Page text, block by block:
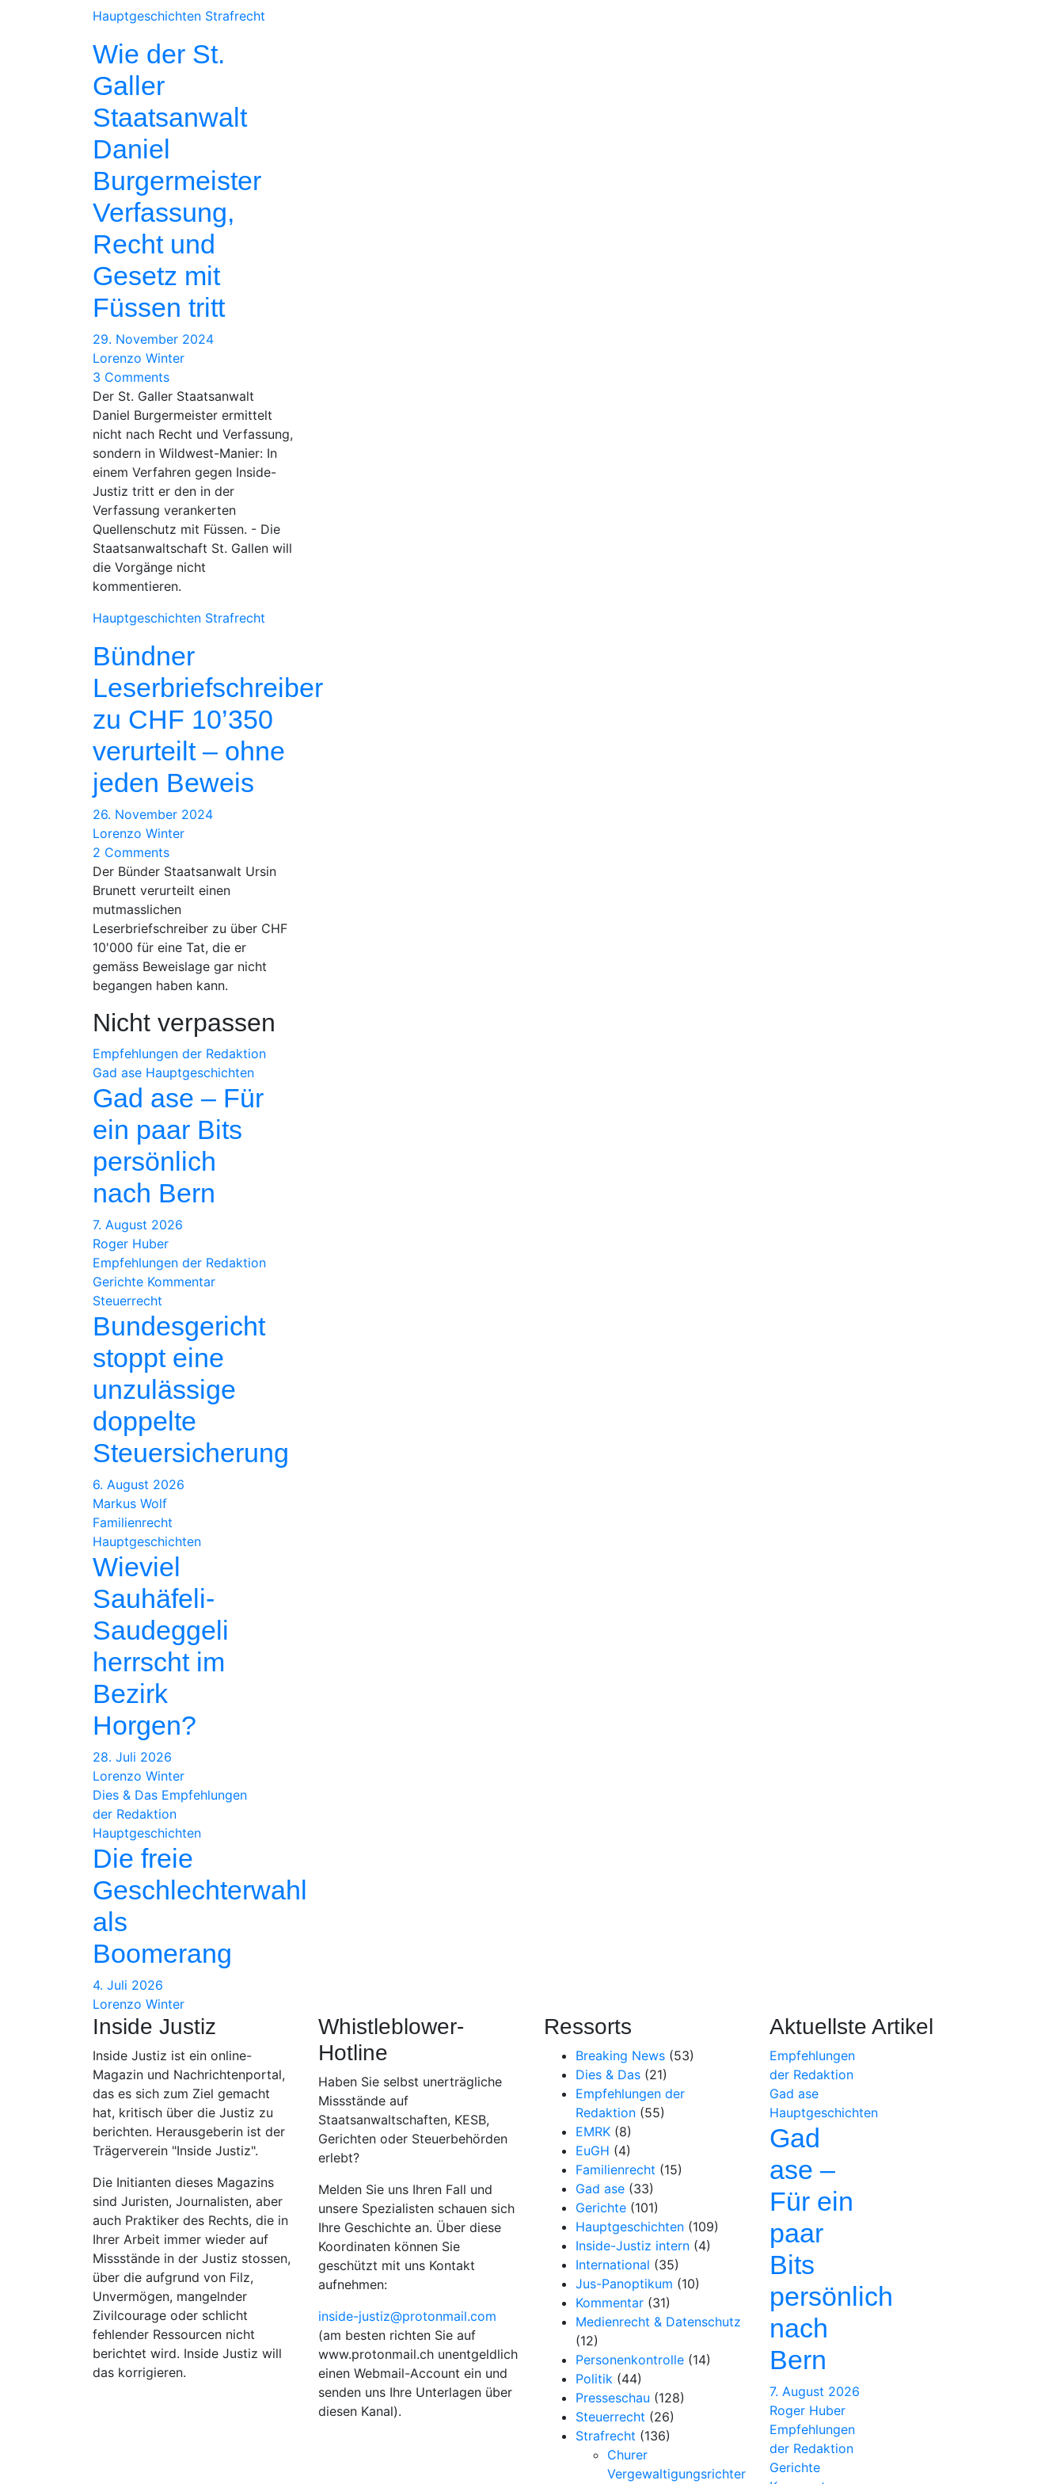
Hauptgeschichten Strafrecht
Wie der St.
Galler
Staatsanwalt
Daniel
Burgermeister
Verfassung,
Recht und
Gesetz mit
Füssen tritt
29. November 2024
Lorenzo Winter
3 Comments
Der St. Galler Staatsanwalt
Daniel Burgermeister ermittelt
nicht nach Recht und Verfassung,
sondern in Wildwest-Manier: In
einem Verfahren gegen Inside-
Justiz tritt er den in der
Verfassung verankerten
Quellenschutz mit Füssen. - Die
Staatsanwaltschaft St. Gallen will
die Vorgänge nicht
kommentieren.
Hauptgeschichten Strafrecht
Bündner
Leserbriefschreiber
zu CHF 10’350
verurteilt – ohne
jeden Beweis
26. November 2024
Lorenzo Winter
2 Comments
Der Bünder Staatsanwalt Ursin
Brunett verurteilt einen
mutmasslichen
Leserbriefschreiber zu über CHF
10'000 für eine Tat, die er
gemäss Beweislage gar nicht
begangen haben kann.
Nicht verpassen
Empfehlungen der Redaktion
Gad ase Hauptgeschichten
Gad ase – Für
ein paar Bits
persönlich
nach Bern
7. August 2026
Roger Huber
Empfehlungen der Redaktion
Gerichte Kommentar
Steuerrecht
Bundesgericht
stoppt eine
unzulässige
doppelte
Steuersicherung
6. August 2026
Markus Wolf
Familienrecht
Hauptgeschichten
Wieviel
Sauhäfeli-
Saudeggeli
herrscht im
Bezirk
Horgen?
28. Juli 2026
Lorenzo Winter
Dies & Das Empfehlungen
der Redaktion
Hauptgeschichten
Die freie
Geschlechterwahl
als
Boomerang
4. Juli 2026
Lorenzo Winter
Inside Justiz
Inside Justiz ist ein online-
Magazin und Nachrichtenportal,
das es sich zum Ziel gemacht
hat, kritisch über die Justiz zu
berichten. Herausgeberin ist der
Trägerverein "Inside Justiz".
Die Initianten dieses Magazins
sind Juristen, Journalisten, aber
auch Praktiker des Rechts, die in
Ihrer Arbeit immer wieder auf
Missstände in der Justiz stossen,
über die aufgrund von Filz,
Unvermögen, mangelnder
Zivilcourage oder schlicht
fehlender Ressourcen nicht
berichtet wird. Inside Justiz will
das korrigieren.
Whistleblower-
Hotline
Haben Sie selbst unerträgliche
Missstände auf
Staatsanwaltschaften, KESB,
Gerichten oder Steuerbehörden
erlebt?
Melden Sie uns Ihren Fall und
unsere Spezialisten schauen sich
Ihre Geschichte an. Über diese
Koordinaten können Sie
geschützt mit uns Kontakt
aufnehmen:
inside-justiz@protonmail.com
(am besten richten Sie auf
www.protonmail.ch unentgeldlich
einen Webmail-Account ein und
senden uns Ihre Unterlagen über
diesen Kanal).
Ressorts
Breaking News (53)
Dies & Das (21)
Empfehlungen der
Redaktion (55)
EMRK (8)
EuGH (4)
Familienrecht (15)
Gad ase (33)
Gerichte (101)
Hauptgeschichten (109)
Inside-Justiz intern (4)
International (35)
Jus-Panoptikum (10)
Kommentar (31)
Medienrecht & Datenschutz
(12)
Personenkontrolle (14)
Politik (44)
Presseschau (128)
Steuerrecht (26)
Strafrecht (136)
Churer
Vergewaltigungsrichter
Aktuellste Artikel
Empfehlungen
der Redaktion
Gad ase
Hauptgeschichten
Gad
ase –
Für ein
paar
Bits
persönlich
nach
Bern
7. August 2026
Roger Huber
Empfehlungen
der Redaktion
Gerichte